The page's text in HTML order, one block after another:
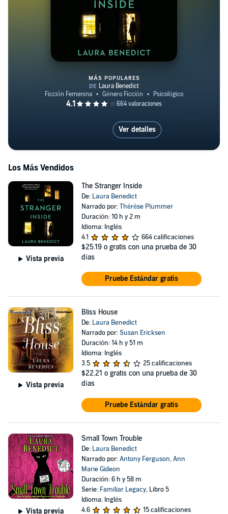
The Stranger Inside
MÁS POPULARES
Ver detalles
Los Más Vendidos
Vista previa
The Stranger Inside
De: Laura Benedict
Narrado por:Thérèse Plummer
Duración: 10 h y 2 m
Idioma: Inglés
4.1
664 calificaciones
$25.19 o gratis con una prueba de 30
días
Pruebe Estándar gratis
Vista previa
Bliss House
De: Laura Benedict
Narrado por:Susan Ericksen
Duración: 14 h y 51 m
Idioma: Inglés
3.5
25 calificaciones
$22.21 o gratis con una prueba de 30
días
Pruebe Estándar gratis
Vista previa
Small Town Trouble
De: Laura Benedict
Narrado por:Antony Ferguson,Ann
Marie Gideon
Duración: 6 h y 58 m
Serie: Familiar Legacy, Libro 5
Idioma: Inglés
4.6
15 calificaciones